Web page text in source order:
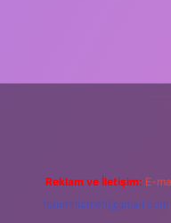
Reklam ve İletişim: E-
forumhizmeti@gmail.com